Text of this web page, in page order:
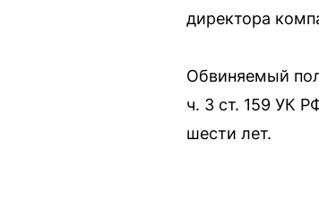
директора
Обвиняемый
ч. 3 ст. 159 УК
шести лет.